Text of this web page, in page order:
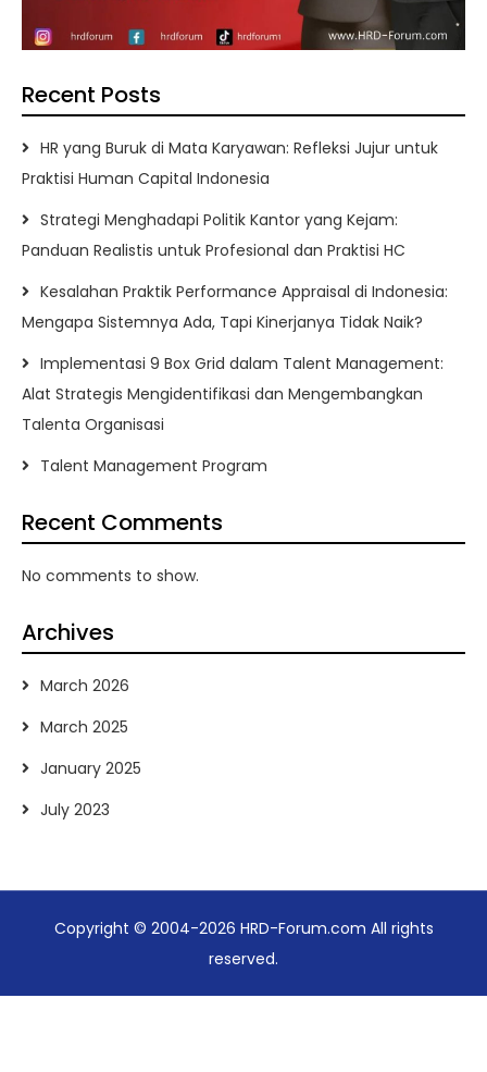
Recent Posts
HR yang Buruk di Mata Karyawan: Refleksi Jujur untuk
Praktisi Human Capital Indonesia
Strategi Menghadapi Politik Kantor yang Kejam:
Panduan Realistis untuk Profesional dan Praktisi HC
Kesalahan Praktik Performance Appraisal di Indonesia:
Mengapa Sistemnya Ada, Tapi Kinerjanya Tidak Naik?
Implementasi 9 Box Grid dalam Talent Management:
Alat Strategis Mengidentifikasi dan Mengembangkan
Talenta Organisasi
Talent Management Program
Recent Comments
No comments to show.
Archives
March 2026
March 2025
January 2025
July 2023
Copyright © 2004-2026 HRD-Forum.com All rights
reserved.